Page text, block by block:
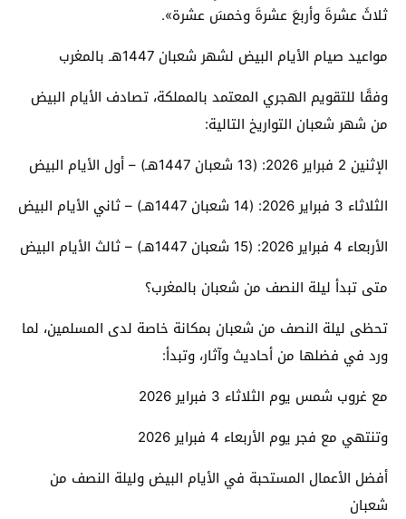
ثلاثَ عشرةَ وأربعَ عشرةَ وخمسَ عشرة».
مواعيد صيام الأيام البيض لشهر شعبان 1447هـ بالمغرب
وفقًا للتقويم الهجري المعتمد بالمملكة، تصادف الأيام البيض
من شهر شعبان التواريخ التالية:
الإثنين 2 فبراير 2026: (13 شعبان 1447هـ) – أول الأيام البيض
الثلاثاء 3 فبراير 2026: (14 شعبان 1447هـ) – ثاني الأيام البيض
الأربعاء 4 فبراير 2026: (15 شعبان 1447هـ) – ثالث الأيام البيض
متى تبدأ ليلة النصف من شعبان بالمغرب؟
تحظى ليلة النصف من شعبان بمكانة خاصة لدى المسلمين، لما
ورد في فضلها من أحاديث وآثار، وتبدأ:
مع غروب شمس يوم الثلاثاء 3 فبراير 2026
وتنتهي مع فجر يوم الأربعاء 4 فبراير 2026
أفضل الأعمال المستحبة في الأيام البيض وليلة النصف من
شعبان